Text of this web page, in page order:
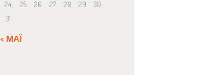
24
25 26 27 28 29
30
31
« ΜΆΙ